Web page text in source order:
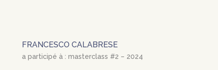
FRANCESCO CALABRESE
a participé à : masterclass #2 – 2024